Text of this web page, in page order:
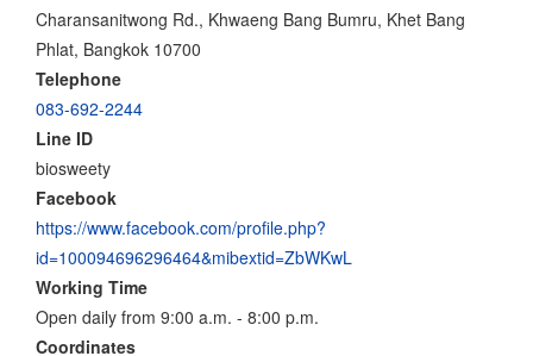
Charansanitwong Rd., Khwaeng Bang Bumru, Khet Bang
Phlat, Bangkok 10700
Telephone
083-692-2244
Line ID
biosweety
Facebook
https://www.facebook.com/profile.php?
id=100094696296464&mibextid=ZbWKwL
Working Time
Open daily from 9:00 a.m. - 8:00 p.m.
Coordinates